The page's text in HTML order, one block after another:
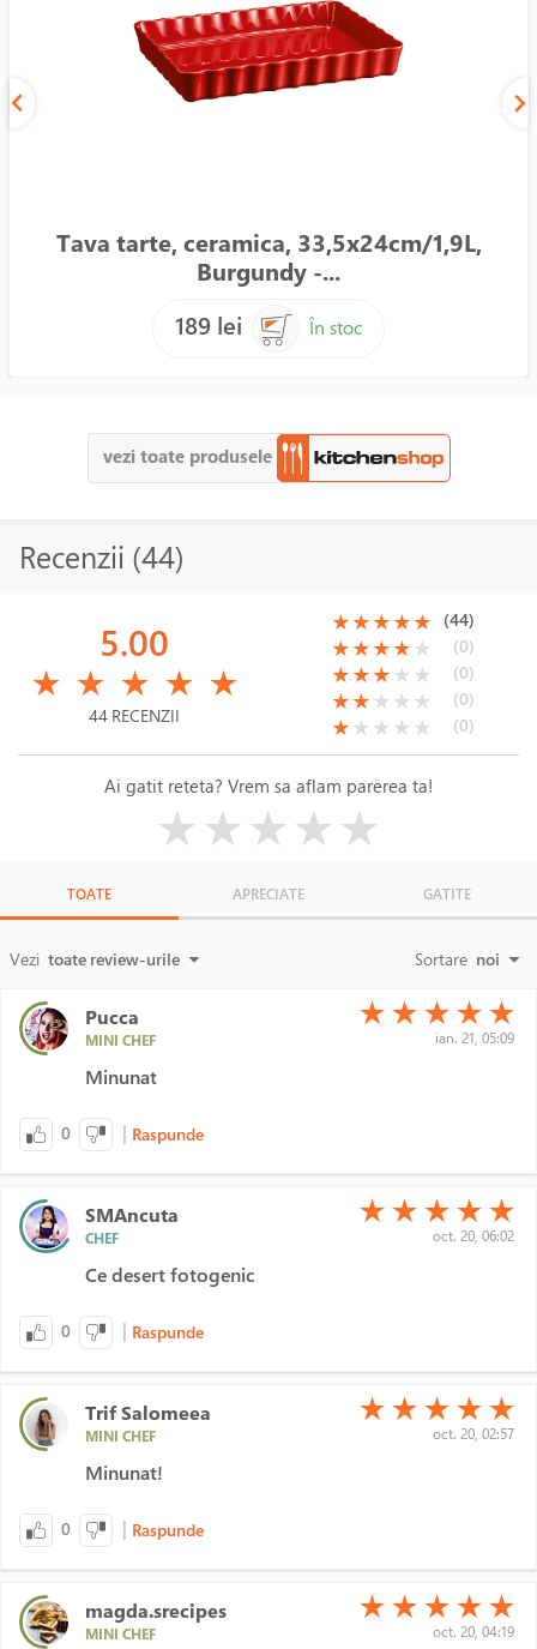
Tava tarte, ceramica, 33,5x24cm/1,9L,
Burgundy -...
189 lei
În stoc
vezi toate produsele
Recenzii (44)
5.00
★ ★ ★ ★ ★
44 RECENZII
(*)
★(*)
★(*)
★(*)
★(*)
★ (44)
(*)
★(*)
★(*)
★(*)
★( )
★ (0)
(*)
★(*)
★(*)
★( )
★ ( )
★ (0)
(*)
★(*)
★( )
★ ( )
★ ( )
★ (0)
(*)
★( )
★ ( )
★ ( )
★ ( )
★ (0)
Ai gatit reteta? Vrem sa aflam parerea ta!
★★★★★
TOATE APRECIATE GATITE
Vezi toate review-urile Sortare noi
Pucca
MINI CHEF
(*)
★ (*)
★ (*)
★ (*)
★ (*)
★
ian. 21, 05:09
Minunat
0 | Raspunde
SMAncuta
CHEF
(*)
★ (*)
★ (*)
★ (*)
★ (*)
★
oct. 20, 06:02
Ce desert fotogenic
0 | Raspunde
Trif Salomeea
MINI CHEF
(*)
★ (*)
★ (*)
★ (*)
★ (*)
★
oct. 20, 02:57
Minunat!
0 | Raspunde
magda.srecipes
MINI CHEF
(*)
★ (*)
★ (*)
★ (*)
★ (*)
★
oct. 20, 04:19